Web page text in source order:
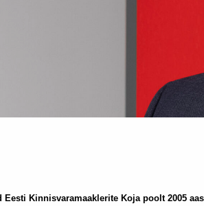
Eesti Kinnisvaramaaklerite Koja poolt 2005